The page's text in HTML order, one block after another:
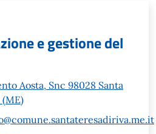
e gestione del
Aosta, Snc 98028 Santa
(ME)